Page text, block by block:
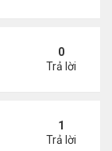
Tạ Đình Phong
0
Trả lời
đột quỵ.
1
Trả lời